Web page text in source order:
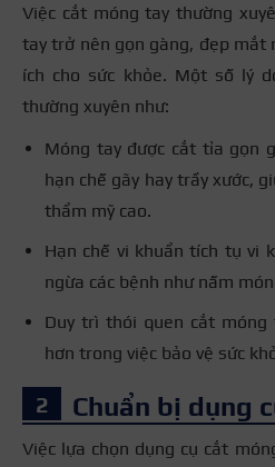
Việc cắt móng tay thường
tay trở nên gọn gàng, đẹp mắt
ích cho sức khỏe. Một số lý
thường xuyên như:
Móng tay được cắt tỉa gọn
hạn chế gãy hay trầy xước,
thẩm mỹ cao.
Hạn chế vi khuẩn tích tụ vi
ngừa các bệnh như nấm
Duy trì thói quen cắt móng
hơn trong việc bảo vệ sức
Chuẩn bị dụng
Việc lựa chọn dụng cụ cắt